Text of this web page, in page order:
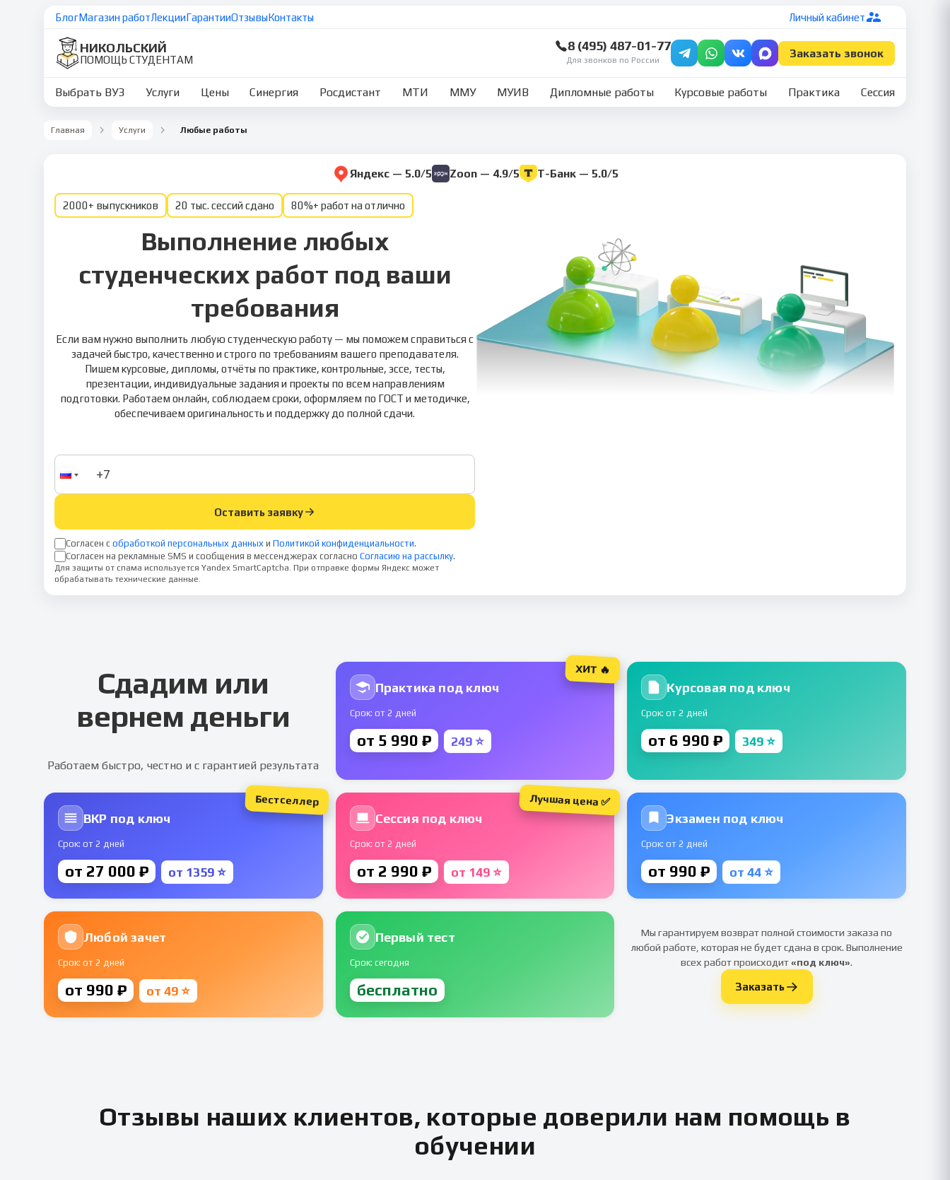
БлогМагазин работЛекцииГарантииОтзывыКонтакты Личный кабинет
НИКОЛЬСКИЙ
ПОМОЩЬ СТУДЕНТАМ
8 (495) 487-01-77
Для звонков по России
Заказать звонок
Выбрать ВУЗ Услуги Цены Синергия Росдистант МТИ ММУ МУИВ Дипломные работы Курсовые работы Практика Сессия
Главная Услуги Любые работы
Яндекс — 5.0/5 Zoon — 4.9/5 Т-Банк — 5.0/5
2000+ выпускников 20 тыс. сессий сдано 80%+ работ на отлично
Выполнение любых
студенческих работ под ваши
требования
Если вам нужно выполнить любую студенческую работу — мы поможем справиться с
задачей быстро, качественно и строго по требованиям вашего преподавателя.
Пишем курсовые, дипломы, отчёты по практике, контрольные, эссе, тесты,
презентации, индивидуальные задания и проекты по всем направлениям
подготовки. Работаем онлайн, соблюдаем сроки, оформляем по ГОСТ и методичке,
обеспечиваем оригинальность и поддержку до полной сдачи.
Оставить заявку
Согласен с обработкой персональных данных и Политикой конфиденциальности.
Согласен на рекламные SMS и сообщения в мессенджерах согласно Согласию на рассылку.
Для защиты от спама используется Yandex SmartCaptcha. При отправке формы Яндекс может
обрабатывать технические данные.
Сдадим или
вернем деньги
Работаем быстро, честно и с гарантией результата
Практика под ключ
Срок: от 2 дней
от 5 990 ₽ 249 ⭐
ХИТ 🔥
Курсовая под ключ
Срок: от 2 дней
от 6 990 ₽ 349 ⭐
ВКР под ключ
Срок: от 2 дней
от 27 000 ₽ от 1359 ⭐
Бестселлер
Сессия под ключ
Срок: от 2 дней
от 2 990 ₽ от 149 ⭐
Лучшая цена ✅
Экзамен под ключ
Срок: от 2 дней
от 990 ₽ от 44 ⭐
Любой зачет
Срок: от 2 дней
от 990 ₽ от 49 ⭐
Первый тест
Срок: сегодня
бесплатно
Мы гарантируем возврат полной стоимости заказа по
любой работе, которая не будет сдана в срок. Выполнение
всех работ происходит«под ключ».
Заказать
Отзывы наших клиентов, которые доверили нам помощь в
обучении